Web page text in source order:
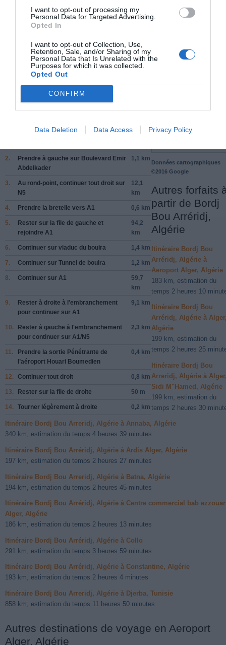
I want to opt-out of processing my
Personal Data for Targeted Advertising.
Opted In
I want to opt-out of Collection, Use,
Retention, Sale, and/or Sharing of my
Personal Data that Is Unrelated with the
Purposes for which it was collected.
Opted Out
CONFIRM
Data Deletion Data Access Privacy Policy
Itinéraire
183 km (tiempo estimado2 heures 10 minutes)
AbdellahversBoulevard Emir
2. Prendre à gauche sur Boulevard Emir
Abdelkader
1,1 km
3.
Au rond-point, continuer tout droit sur
N5
12,1
km
4. Prendre la bretelle vers A1 0,6 km
5. Rester sur la file de gauche et
rejoindre A1
94,2
km
6. Continuer sur viaduc du bouira 1,4 km
7. Continuer sur Tunnel de bouira 1,2 km
8. Continuer sur A1
59,7
km
9. Rester à droite à l'embranchement
pour continuer sur A1
9,1 km
10. Rester à gauche à l'embranchement
pour continuer sur A1/N5
2,3 km
11. Prendre la sortie Pénétrante de
l’aéroport Houari Boumedien
0,4 km
12. Continuer tout droit 0,8 km
13. Rester sur la file de droite 50 m
14. Tourner légèrement à droite 0,2 km
Données cartographiques
©2016 Google
Autres forfaits
partir de Bordj
Bou Arréridj,
Algérie
Itinéraire Bordj Bou
Arréridj, Algérie à
Aeroport Alger, Algérie
183 km, estimation du
temps 2 heures 10
Itinéraire Bordj Bou
Arréridj, Algérie à
Algérie
199 km, estimation du
temps 2 heures 25
Itinéraire Bordj Bou
Arreridj, Algérie à
Sidi M"Hamed, Algérie
199 km, estimation du
temps 2 heures 30
Itinéraire Bordj Bou Arreridj, Algérie à Annaba, Algérie
340 km, estimation du temps 4 heures 39 minutes
Itinéraire Bordj Bou Arréridj, Algérie à Ardis Alger, Algérie
197 km, estimation du temps 2 heures 27 minutes
Itinéraire Bordj Bou Arreridj, Algérie à Batna, Algérie
194 km, estimation du temps 2 heures 45 minutes
Itinéraire Bordj Bou Arréridj, Algérie à Centre commercial bab ezzouar
Alger, Algérie
186 km, estimation du temps 2 heures 13 minutes
Itinéraire Bordj Bou Arréridj, Algérie à Collo
291 km, estimation du temps 3 heures 59 minutes
Itinéraire Bordj Bou Arréridj, Algérie à Constantine, Algérie
193 km, estimation du temps 2 heures 4 minutes
Itinéraire Bordj Bou Arreridj, Algérie à Djerba, Tunisie
858 km, estimation du temps 11 heures 50 minutes
Autres destinations de voyage en Aeroport
Alger, Algérie